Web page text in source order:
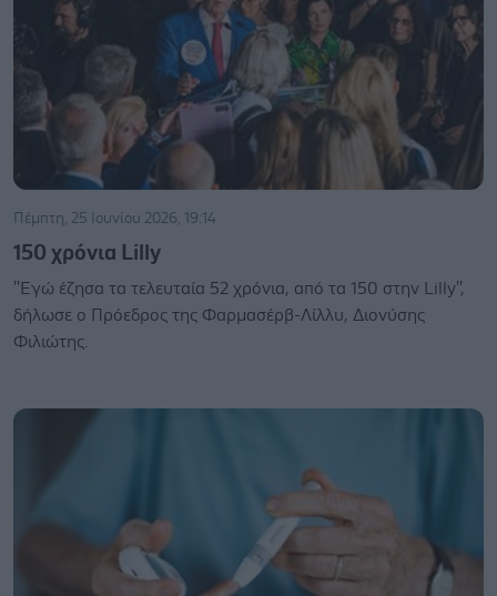
Πέμπτη, 25 Ιουνίου 2026, 19:14
150 χρόνια Lilly
''Εγώ έζησα τα τελευταία 52 χρόνια, από τα 150 στην Lilly'',
δήλωσε ο Πρόεδρος της Φαρμασέρβ-Λίλλυ, Διονύσης
Φιλιώτης.